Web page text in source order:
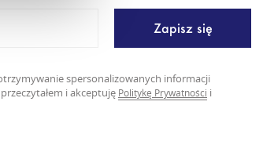
spersonalizowanych informacji
i akceptuję Politykę Prywatności i